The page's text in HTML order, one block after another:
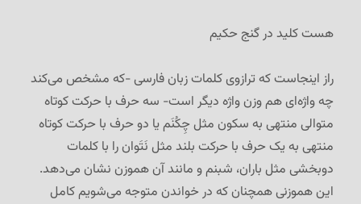
هست کلید در گنج حکیم
راز اینجاست که ترازوی کلمات زبان فارسی -که مشخص می‌کند
چه واژه‌ای هم وزن واژه دیگر است- سه حرف با حرکت کوتاه
متوالی منتهی به سکون مثل چِکُنَم یا دو حرف با حرکت کوتاه
منتهی به یک حرف با حرکت بلند مثل نَتَوان را با کلمات
دوبخشی مثل باران، شبنم و مانند آن هموزن نشان می‌دهد.
این هموزنی همچنان که در خواندن متوجه می‌شویم کامل